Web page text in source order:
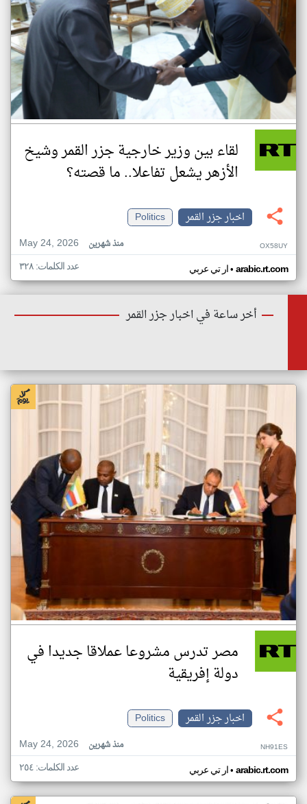
لقاء بين وزير خارجية جزر القمر وشيخ
الأزهر يشعل تفاعلا.. ما قصته؟
اخبار جزر القمر
Politics
May 24, 2026
منذ شهرين OX58UY
ار تي عربي• arabic.rt.com عدد الكلمات: ٣٢٨
أخر ساعة في اخبار جزر القمر
مصر تدرس مشروعا عملاقا جديدا في
دولة إفريقية
اخبار جزر القمر
Politics
May 24, 2026
منذ شهرين NH91ES
ار تي عربي• arabic.rt.com عدد الكلمات: ٢٥٤